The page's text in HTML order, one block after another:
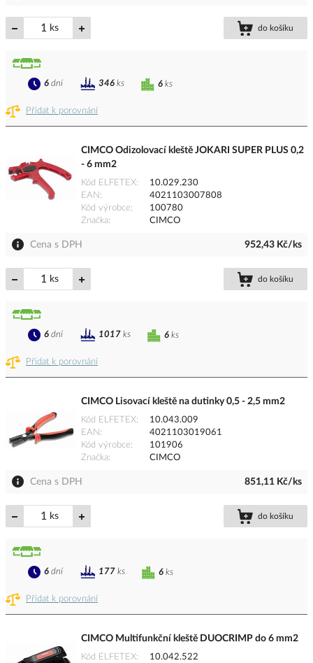
ks do košíku
Přidat k porovnání
6 ks
6 dní 346 ks
CIMCO Odizolovací kleště JOKARI SUPER PLUS 0,2
- 6 mm2
Kód ELFETEX
10.029.230
EAN
4021103007808
Kód výrobce
100780
Značka
CIMCO
Cena s DPH 952,43 Kč/ks
ks do košíku
Přidat k porovnání
6 ks
6 dní 1017 ks
CIMCO Lisovací kleště na dutinky 0,5 - 2,5 mm2
Kód ELFETEX
10.043.009
EAN
4021103019061
Kód výrobce
101906
Značka
CIMCO
Cena s DPH 851,11 Kč/ks
ks do košíku
Přidat k porovnání
6 ks
6 dní 177 ks
CIMCO Multifunkční kleště DUOCRIMP do 6 mm2
Kód ELFETEX 10.042.522